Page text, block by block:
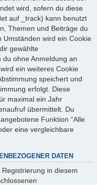
wird, sofern du diese
auf _track) kann benutzt
Themen und Beiträge du
Umständen wird ein Cookie
gewählte
ohne Anmeldung an
ein weiteres Cookie
speichert und
erfolgt. Diese
maximal ein Jahr
übermittelt. Du
Funktion “Alle
eine vergleichbare
DATEN
in diesem